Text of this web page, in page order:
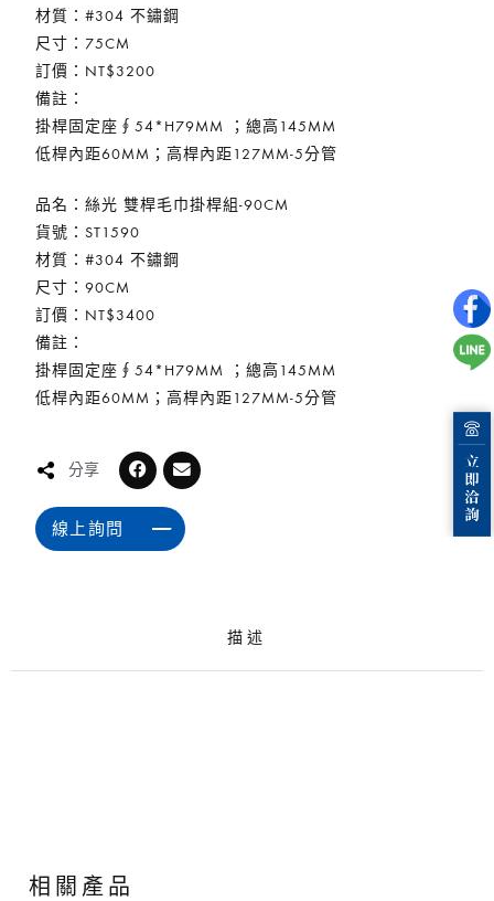
材質：#304 不鏽鋼
尺寸：75CM
訂價：NT$3200
備註：
掛桿固定座∮54*H79MM ；總高145MM
低桿內距60MM；高桿內距127MM-5分管
品名：絲光 雙桿毛巾掛桿組-90CM
貨號：ST1590
材質：#304 不鏽鋼
尺寸：90CM
訂價：NT$3400
備註：
掛桿固定座∮54*H79MM ；總高145MM
低桿內距60MM；高桿內距127MM-5分管
分享
線上詢問
描述
相關產品